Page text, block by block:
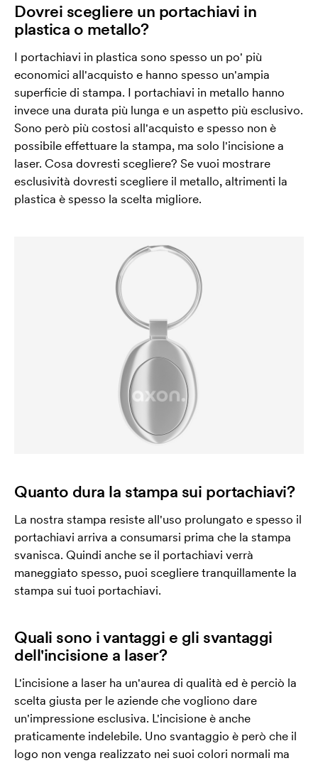
Dovrei scegliere un portachiavi in
plastica o metallo?
I portachiavi in plastica sono spesso un po' più
economici all'acquisto e hanno spesso un'ampia
superficie di stampa. I portachiavi in metallo hanno
invece una durata più lunga e un aspetto più esclusivo.
Sono però più costosi all'acquisto e spesso non è
possibile effettuare la stampa, ma solo l'incisione a
laser. Cosa dovresti scegliere? Se vuoi mostrare
esclusività dovresti scegliere il metallo, altrimenti la
plastica è spesso la scelta migliore.
Quanto dura la stampa sui portachiavi?
La nostra stampa resiste all'uso prolungato e spesso il
portachiavi arriva a consumarsi prima che la stampa
svanisca. Quindi anche se il portachiavi verrà
maneggiato spesso, puoi scegliere tranquillamente la
stampa sui tuoi portachiavi.
Quali sono i vantaggi e gli svantaggi
dell'incisione a laser?
L'incisione a laser ha un'aurea di qualità ed è perciò la
scelta giusta per le aziende che vogliono dare
un'impressione esclusiva. L'incisione è anche
praticamente indelebile. Uno svantaggio è però che il
logo non venga realizzato nei suoi colori normali ma